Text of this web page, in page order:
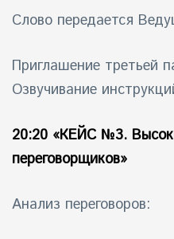
Слово передается
Приглашение третьей
Озвучивание
20:20 «КЕЙС №3.
переговорщиков»
Анализ переговоров: